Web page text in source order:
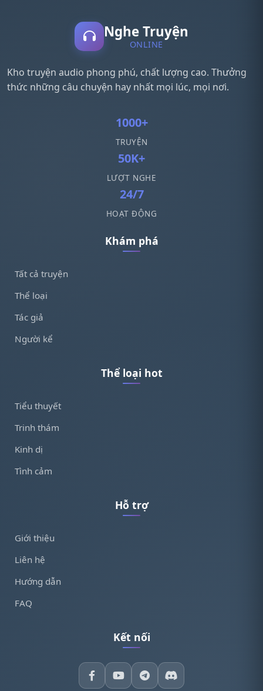
Nghe Truyện
ONLINE
Kho truyện audio phong phú, chất lượng cao. Thưởng
thức những câu chuyện hay nhất mọi lúc, mọi nơi.
1000+
TRUYỆN
50K+
LƯỢT NGHE
24/7
HOẠT ĐỘNG
Khám phá
Tất cả truyện
Thể loại
Tác giả
Người kể
Thể loại hot
Tiểu thuyết
Trinh thám
Kinh dị
Tình cảm
Hỗ trợ
Giới thiệu
Liên hệ
Hướng dẫn
FAQ
Kết nối